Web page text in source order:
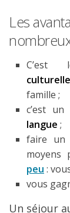
Les
famille ;
c’est
langue ;
faire un
moyens
peu :
vous
Un séjour